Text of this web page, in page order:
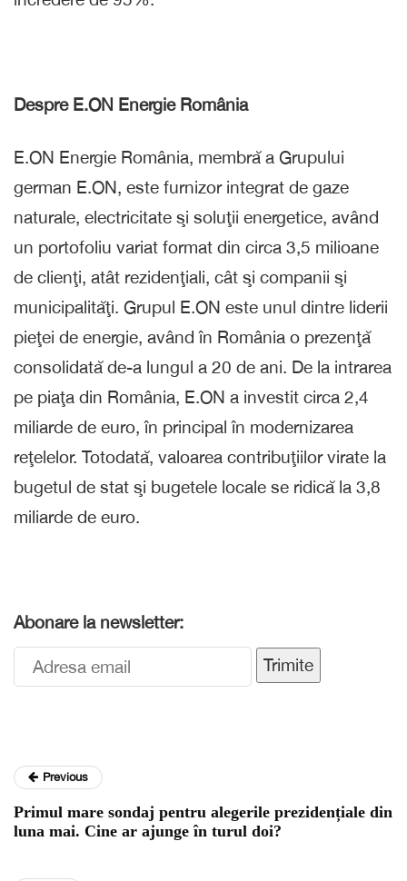
Despre E.ON Energie România
E.ON Energie România, membră a Grupului
german E.ON, este furnizor integrat de gaze
naturale, electricitate şi soluţii energetice, având
un portofoliu variat format din circa 3,5 milioane
de clienţi, atât rezidenţiali, cât şi companii şi
municipalităţi. Grupul E.ON este unul dintre liderii
pieţei de energie, având în România o prezenţă
consolidată de-a lungul a 20 de ani. De la intrarea
pe piaţa din România, E.ON a investit circa 2,4
miliarde de euro, în principal în modernizarea
reţelelor. Totodată, valoarea contribuţiilor virate la
bugetul de stat şi bugetele locale se ridică la 3,8
miliarde de euro.
Abonare la newsletter:
Trimite
Previous
Primul mare sondaj pentru alegerile prezidențiale din
luna mai. Cine ar ajunge în turul doi?